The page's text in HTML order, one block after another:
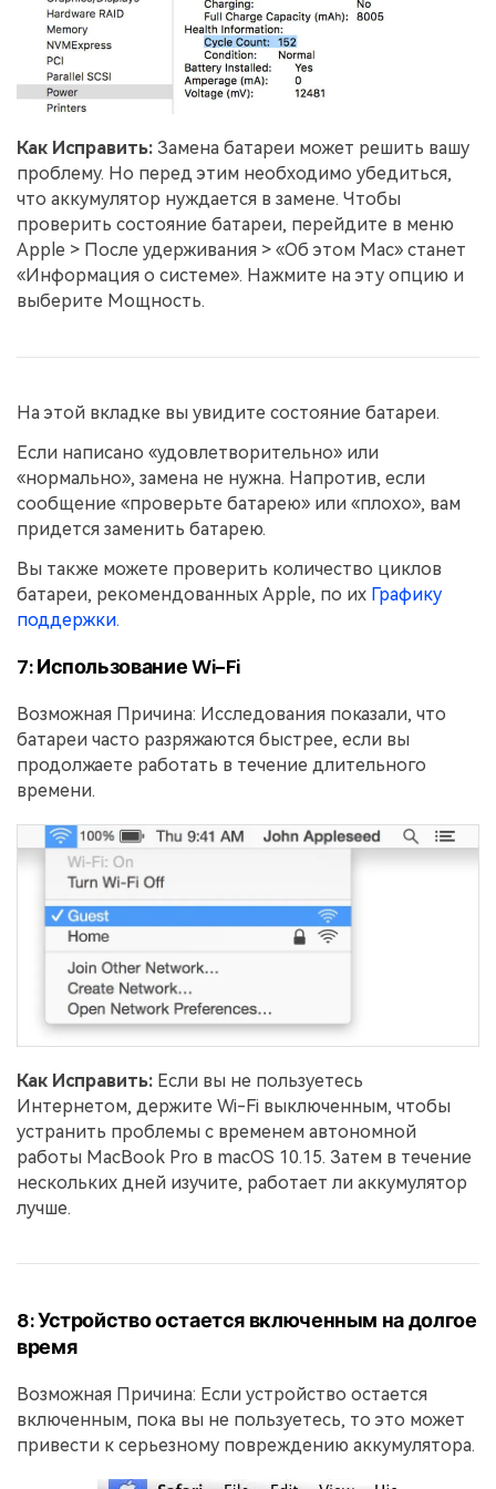
Как Исправить: Замена батареи может решить вашу
проблему. Но перед этим необходимо убедиться,
что аккумулятор нуждается в замене. Чтобы
проверить состояние батареи, перейдите в меню
Apple > После удерживания > «Об этом Mac» станет
«Информация о системе». Нажмите на эту опцию и
выберите Мощность.
На этой вкладке вы увидите состояние батареи.
Если написано «удовлетворительно» или
«нормально», замена не нужна. Напротив, если
сообщение «проверьте батарею» или «плохо», вам
придется заменить батарею.
Вы также можете проверить количество циклов
батареи, рекомендованных Apple, по их Графику
поддержки.
7: Использование Wi-Fi
Возможная Причина: Исследования показали, что
батареи часто разряжаются быстрее, если вы
продолжаете работать в течение длительного
времени.
Как Исправить: Если вы не пользуетесь
Интернетом, держите Wi-Fi выключенным, чтобы
устранить проблемы с временем автономной
работы MacBook Pro в macOS 10.15. Затем в течение
нескольких дней изучите, работает ли аккумулятор
лучше.
8: Устройство остается включенным на долгое
время
Возможная Причина: Если устройство остается
включенным, пока вы не пользуетесь, то это может
привести к серьезному повреждению аккумулятора.